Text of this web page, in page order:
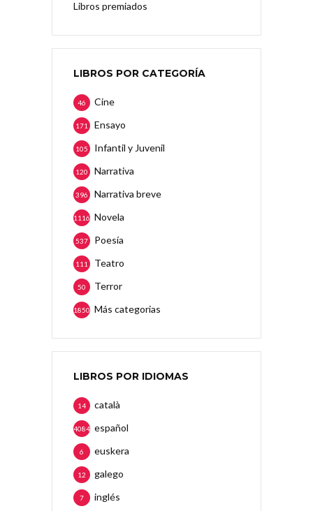
Libros premiados
LIBROS POR CATEGORÍA
Cine
46
Ensayo
171
Infantil y Juvenil
105
Narrativa
120
Narrativa breve
396
Novela
1116
Poesía
537
Teatro
111
Terror
50
Más categorias
1850
LIBROS POR IDIOMAS
català
14
español
4084
euskera
6
galego
12
inglés
7